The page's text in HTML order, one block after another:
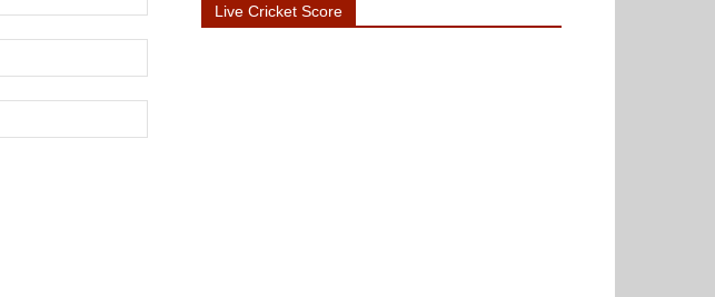
Live Cricket Score